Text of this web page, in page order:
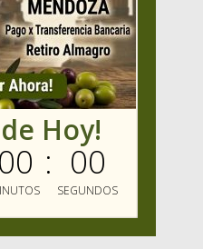
Hoy!
00 : 00
SEGUNDOS